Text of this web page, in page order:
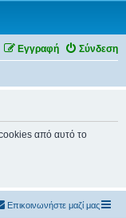
Σύνδεση
Εγγραφή
cookies από αυτό το
Επικοινωνήστε μαζί μας